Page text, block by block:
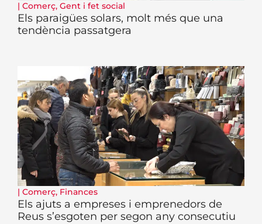
| Comerç, Gent i fet social
Els paraigües solars, molt més que una
tendència passatgera
| Comerç, Finances
Els ajuts a empreses i emprenedors de
Reus s’esgoten per segon any consecutiu